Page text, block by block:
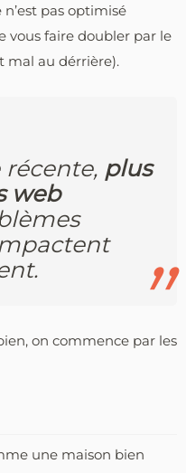
pas optimisé
vous faire doubler par le
mal au dérrière).
plus
web
on commence par les
une maison bien